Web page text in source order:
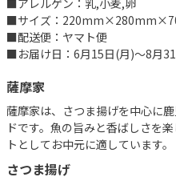
■サイズ：
■配送便：ヤマト便
■お届け日：6月15日(月)～8月
薩摩家
薩摩家は、さつま揚げを中心に
ドです。魚の旨みと香ばしさを
トとしてお中元に適しています。
さつま揚げ